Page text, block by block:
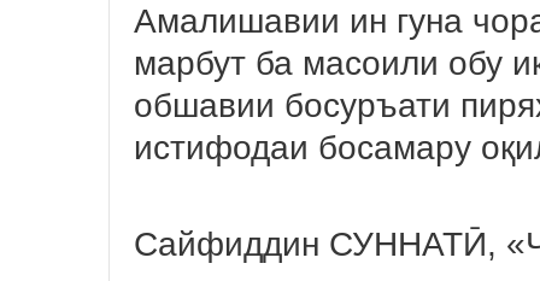
Амалишавии ин гуна
марбут ба масоили обу
обшавии босуръати
истифодаи босамару
Сайфиддин СУННАТӢ,